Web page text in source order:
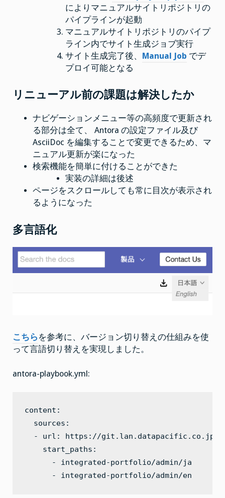
によりマニュアルサイトリポジトリの
パイプラインが起動
マニュアルサイトリポジトリのパイプ
ライン内でサイト生成ジョブ実行
サイト生成完了後、 Manual Job でデ
プロイ可能となる
リニューアル前の課題は解決したか
ナビゲーションメニュー等の高頻度で更新され
る部分は全て、 Antora の設定ファイル及び
AsciiDoc を編集することで変更できるため、マ
ニュアル更新が楽になった
検索機能を簡単に付けることができた
実装の詳細は後述
ページをスクロールしても常に目次が表示され
るようになった
多言語化
こちら を参考に、バージョン切り替えの仕組みを使
って言語切り替えを実現しました。
antora-playbook.yml:
content:
  sources:
- url: https://git.lan.datapacific.co.jp/
    start_paths:
      - integrated-portfolio/admin/ja
      - integrated-portfolio/admin/en